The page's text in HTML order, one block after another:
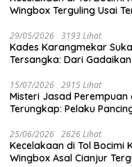
Wingbox Terguling Usai
29/05/2026 3193 Lihat
Kades Karangmekar
Tersangka: Dari
15/07/2026 2915 Lihat
Misteri Jasad
Terungkap: Pelaku
25/06/2026 2626 Lihat
Kecelakaan di Tol Bocimi
Wingbox Asal Cianjur